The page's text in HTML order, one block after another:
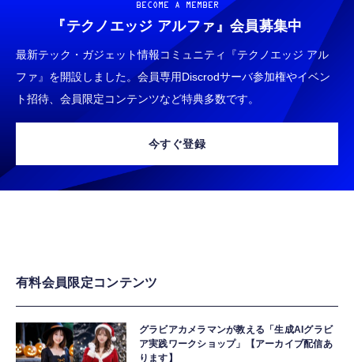
BECOME A MEMBER
『テクノエッジ アルファ』 会員募集中
最新テック・ガジェット情報コミュニティ『テクノエッジ アル
ファ』を開設しました。会員専用Discrodサーバ参加権やイベン
ト招待、会員限定コンテンツなど特典多数です。
今すぐ登録
有料会員限定コンテンツ
グラビアカメラマンが教える「生成AIグラビ
ア実践ワークショップ」【アーカイブ配信あ
ります】